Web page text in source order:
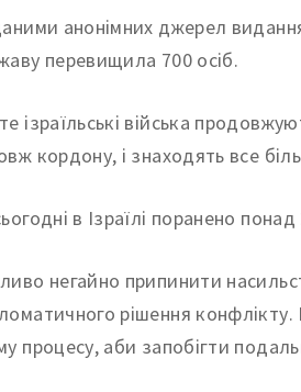
анонімних джерел
перевищила 700 осіб.
ізраїльські війська
кордону, і знаходять все
в Ізраїлі поранено понад
негайно припинити
рішення конфлікту.
процесу, аби запобігти